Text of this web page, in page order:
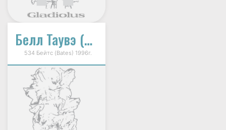
Белл Таувэ (Bell Tower)
534 Бейтс (Bates) 1996г.